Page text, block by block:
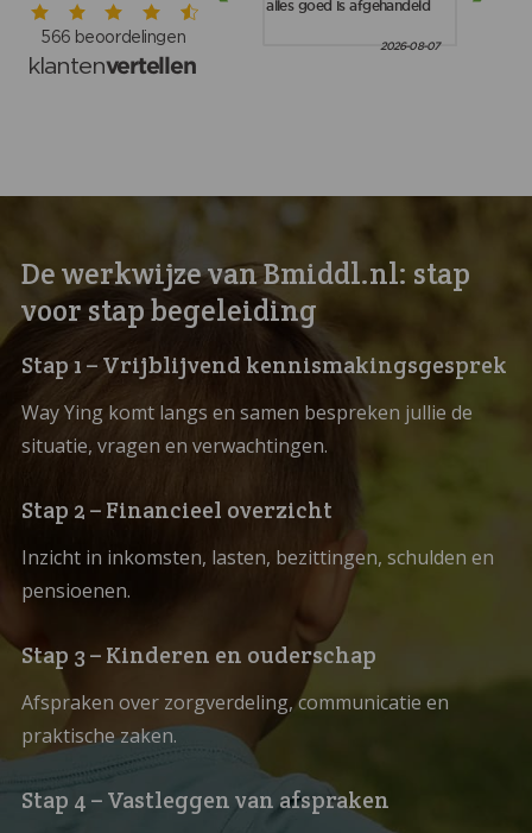
De werkwijze van Bmiddl.nl: stap
voor stap begeleiding
Stap 1 – Vrijblijvend kennismakingsgesprek
Way Ying komt langs en samen bespreken jullie de
situatie, vragen en verwachtingen.
Stap 2 – Financieel overzicht
Inzicht in inkomsten, lasten, bezittingen, schulden en
pensioenen.
Stap 3 – Kinderen en ouderschap
Afspraken over zorgverdeling, communicatie en
praktische zaken.
Stap 4 – Vastleggen van afspraken